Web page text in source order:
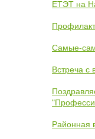
ЕТЭТ на
Самые-
Встреча с
Районная